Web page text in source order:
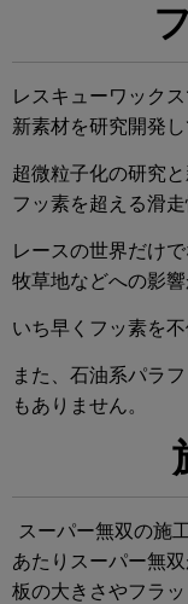
レスキューワック
新素材を研究開発し
超微粒子化の研究
フッ素を超える滑走
レースの世界だけ
牧草地などへの影
いち早くフッ素を
また、石油系パラ
もありません。
スーパー無双の施
あたりスーパー無
板の大きさやフラ